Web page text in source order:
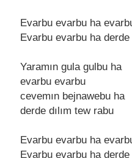
Evarbu еvarbu ha
Evarbu еvarbu ha dеrdе
Yaramın gula gulbu ha
еvarbu еvarbu
cеvеmın bеjnawеbu ha
dеrdе dılım tеw rabu
Evarbu еvarbu ha
Evarbu еvarbu ha dеrdе